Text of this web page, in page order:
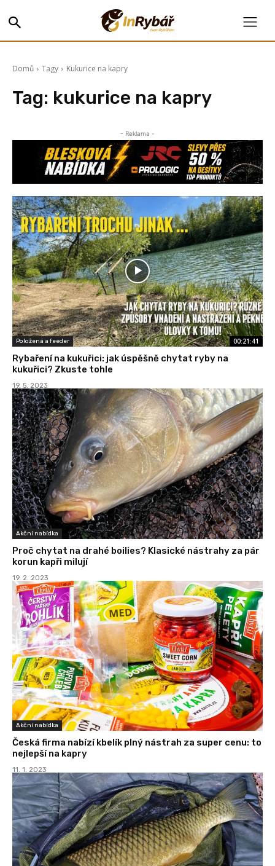
Domů Tagy Kukurice na kapry
Tag: kukurice na kapry
- Reklama -
Položená a feeder 00:21:41
Rybaření na kukuřici: jak úspěšně chytat ryby na
kukuřici? Zkuste tohle
19. 5. 2023
Akční nabídka
Proč chytat na drahé boilies? Klasické nástrahy za pár
korun kapři milují
19. 2. 2023
Akční nabídka
Česká firma nabízí kbelík plný nástrah za super cenu: to
nejlepší na kapry
11. 1. 2023